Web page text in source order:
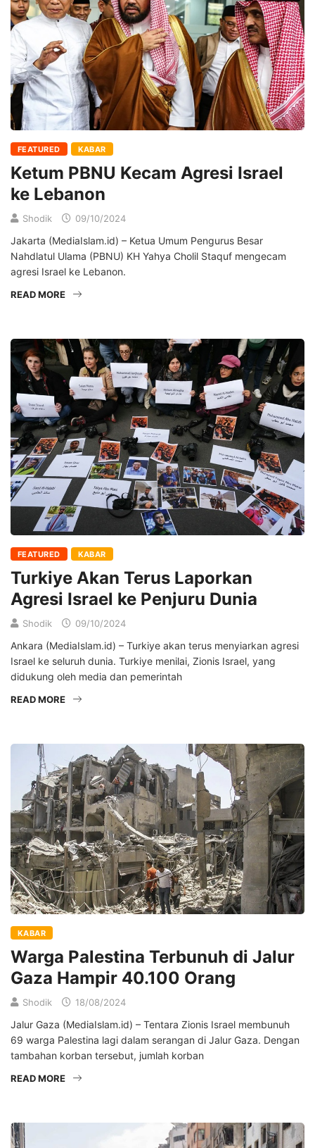
FEATURED KABAR
Ketum PBNU Kecam Agresi Israel
ke Lebanon
Shodik 09/10/2024
Jakarta (MediaIslam.id) – Ketua Umum Pengurus Besar
Nahdlatul Ulama (PBNU) KH Yahya Cholil Staquf mengecam
agresi Israel ke Lebanon.
READ MORE
FEATURED KABAR
Turkiye Akan Terus Laporkan
Agresi Israel ke Penjuru Dunia
Shodik 09/10/2024
Ankara (MediaIslam.id) – Turkiye akan terus menyiarkan agresi
Israel ke seluruh dunia. Turkiye menilai, Zionis Israel, yang
didukung oleh media dan pemerintah
READ MORE
KABAR
Warga Palestina Terbunuh di Jalur
Gaza Hampir 40.100 Orang
Shodik 18/08/2024
Jalur Gaza (MediaIslam.id) – Tentara Zionis Israel membunuh
69 warga Palestina lagi dalam serangan di Jalur Gaza. Dengan
tambahan korban tersebut, jumlah korban
READ MORE